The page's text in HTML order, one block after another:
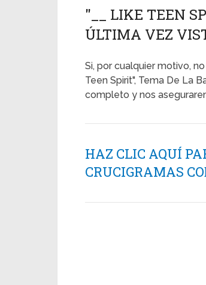
"__ LIKE TEEN
ÚLTIMA VEZ
Si, por cualquier motivo,
Teen Spirit", Tema De La
completo y nos
HAZ CLIC AQUÍ
CRUCIGRAMAS